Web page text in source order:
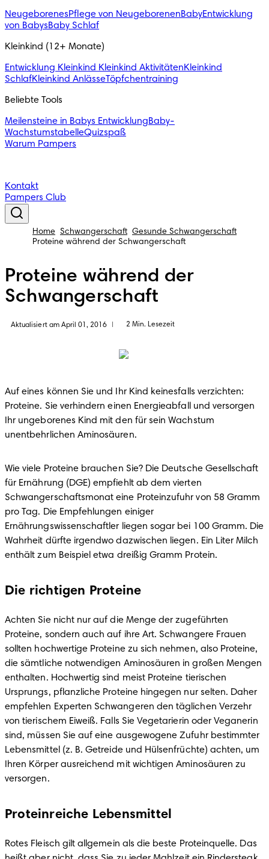
NeugeborenesPflege von NeugeborenenBabyEntwicklung
von BabysBaby Schlaf
Kleinkind (12+ Monate)
Entwicklung Kleinkind Kleinkind AktivitätenKleinkind
SchlafKleinkind AnlässeTöpfchentraining
Beliebte Tools
Meilensteine in Babys EntwicklungBaby-
WachstumstabelleQuizspaß
Warum Pampers
Kontakt
Pampers Club
Home Schwangerschaft Gesunde Schwangerschaft
Proteine während der Schwangerschaft
Proteine während der
Schwangerschaft
Aktualisiert am April 01, 2016 2 Min. Lesezeit
Auf eines können Sie und Ihr Kind keinesfalls verzichten:
Proteine. Sie verhindern einen Energieabfall und versorgen
Ihr ungeborenes Kind mit den für sein Wachstum
unentbehrlichen Aminosäuren.
Wie viele Proteine brauchen Sie? Die Deutsche Gesellschaft
für Ernährung (DGE) empfiehlt ab dem vierten
Schwangerschaftsmonat eine Proteinzufuhr von 58 Gramm
pro Tag. Die Empfehlungen einiger
Ernährungswissenschaftler liegen sogar bei 100 Gramm. Die
Wahrheit dürfte irgendwo dazwischen liegen. Ein Liter Milch
enthält zum Beispiel etwa dreißig Gramm Protein.
Die richtigen Proteine
Achten Sie nicht nur auf die Menge der zugeführten
Proteine, sondern auch auf ihre Art. Schwangere Frauen
sollten hochwertige Proteine zu sich nehmen, also Proteine,
die sämtliche notwendigen Aminosäuren in großen Mengen
enthalten. Hochwertig sind meist Proteine tierischen
Ursprungs, pflanzliche Proteine hingegen nur selten. Daher
empfehlen Experten Schwangeren den täglichen Verzehr
von tierischem Eiweiß. Falls Sie Vegetarierin oder Veganerin
sind, müssen Sie auf eine ausgewogene Zufuhr bestimmter
Lebensmittel (z. B. Getreide und Hülsenfrüchte) achten, um
Ihren Körper ausreichend mit wichtigen Aminosäuren zu
versorgen.
Proteinreiche Lebensmittel
Rotes Fleisch gilt allgemein als die beste Proteinquelle. Das